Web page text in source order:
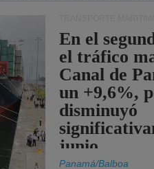
En el
el tráfico
Canal de
un +9,6%,
disminuyó
junio.
Panamá/Balboa